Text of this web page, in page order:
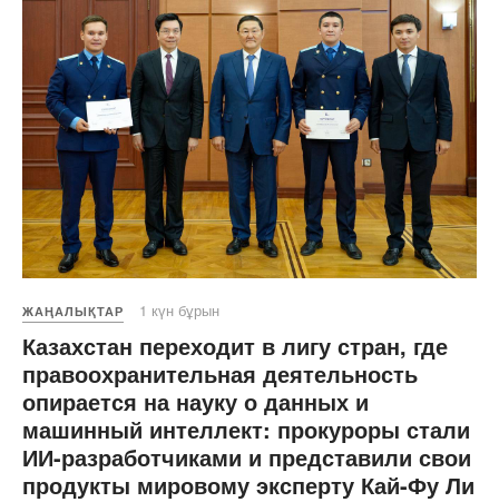
ЖАҢАЛЫҚТАР 1 күн бұрын
Казахстан переходит в лигу стран, где
правоохранительная деятельность
опирается на науку о данных и
машинный интеллект: прокуроры стали
ИИ-разработчиками и представили свои
продукты мировому эксперту Кай-Фу Ли